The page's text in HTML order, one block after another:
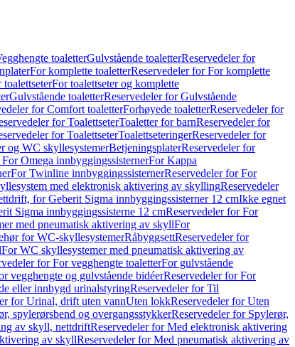
toaletterGulvstående toaletterReservedeler for
For komplette toaletterReservedeler for For komplette
For toalettseter og komplette
Gulvstående toaletterReservedeler for Gulvstående
for Comfort toaletterForhøyede toaletterReservedeler for
for ToalettseterToaletter for barnReservedeler for
for ToalettseterToalettseteringerReservedeler for
og WC skyllesystemerBetjeningsplaterReservedeler for
Omega innbyggingssisternerFor Kappa
For Twinline innbyggingssisternerReservedeler for For
med elektronisk aktivering av skyllingReservedeler
for Geberit Sigma innbyggingssisterner 12 cmIkke egnet
Sigma innbyggingssisterne 12 cmReservedeler for For
med pneumatisk aktivering av skyllFor
for WC-skyllesystemerRåbyggsettReservedeler for
For WC skyllesystemer med pneumatisk aktivering av
for For vegghengte toaletterFor gulvstående
vegghengte og gulvstående bidéerReservedeler for For
eller innbygd urinalstyringReservedeler for Til
for Urinal, drift uten vannUten lokkReservedeler for Uten
spylerørsbend og overgangsstykkerReservedeler for Spylerør,
av skyll, nettdriftReservedeler for Med elektronisk aktivering
av skyllReservedeler for Med pneumatisk aktivering av